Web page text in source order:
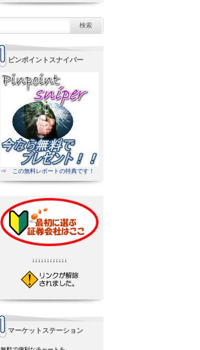
ピンポイントスナイパー
⇒ この無料レポートの特典です！
↓↓↓↓↓↓↓↓↓↓↓↓
マーケットステーション